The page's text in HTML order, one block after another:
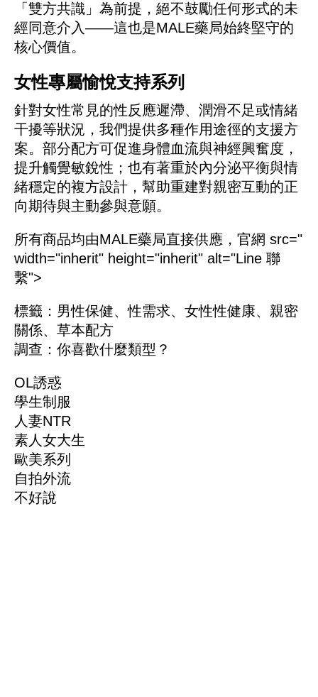
「雙方共識」為前提，絕不鼓勵任何形式的未
經同意介入——這也是MALE藥局始終堅守的
核心價值。
女性專屬愉悅支持系列
針對女性常見的性反應遲滯、潤滑不足或情緒
干擾等狀況，我們提供多種作用途徑的支援方
案。部分配方可促進身體血流與神經興奮度，
提升觸覺敏銳性；也有著重於內分泌平衡與情
緒穩定的複方設計，幫助重建對親密互動的正
向期待與主動參與意願。
所有商品均由MALE藥局直接供應，官網 src="
width="inherit" height="inherit" alt="Line 聯
繫">
標籤： 男性保健、性需求、 女性性健康、 親密
關係、 草本配方
調查：你喜歡什麼類型？
OL誘惑
學生制服
人妻NTR
素人女大生
歐美系列
自拍外流
不好說